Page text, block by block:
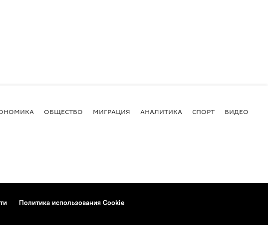
ОБЩЕСТВО МИГРАЦИЯ АНАЛИТИКА СПОРТ ВИДЕО
Политика использования Cookie